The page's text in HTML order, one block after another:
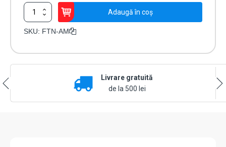
Cantitate
Detector
de
Adaugă în coș
SKU: FTN-AM
Livrare gratuită
de la 500 lei